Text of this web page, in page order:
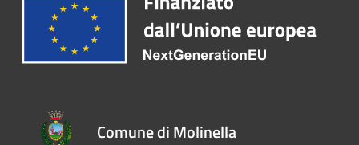
Comune di Molinella